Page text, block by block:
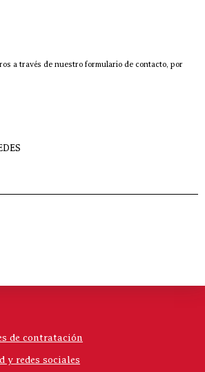
a través de nuestro formulario de contacto, por
de contratación
y redes sociales